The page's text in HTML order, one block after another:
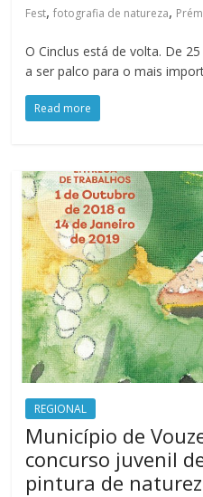
Fest,fotografia de natureza,
O Cinclus está de volta. De
a ser palco para o mais
Read more
REGIONAL
Município de
concurso juvenil
pintura de